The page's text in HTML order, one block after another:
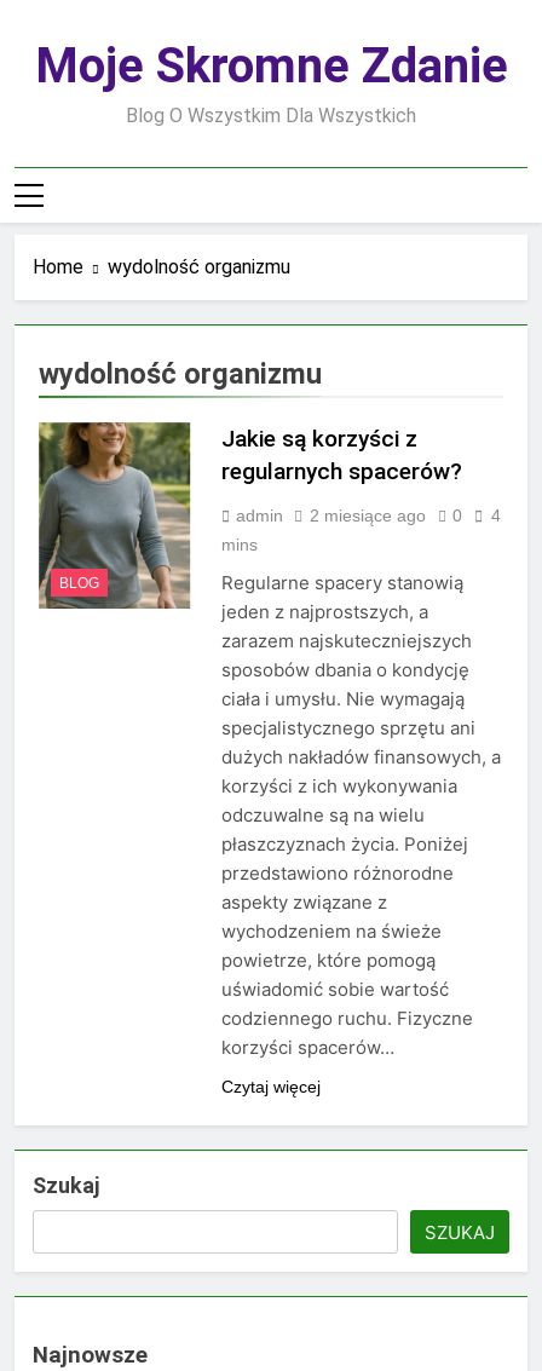
contentMoje Skromne Zdanie
Blog O Wszystkim Dla Wszystkich
Home wydolność organizmu
wydolność organizmu
BLOG
Jakie są korzyści z
regularnych spacerów?
admin 2 miesiące ago 0
4
mins
Regularne spacery stanowią
jeden z najprostszych, a
zarazem najskuteczniejszych
sposobów dbania o kondycję
ciała i umysłu. Nie wymagają
specjalistycznego sprzętu ani
dużych nakładów finansowych, a
korzyści z ich wykonywania
odczuwalne są na wielu
płaszczyznach życia. Poniżej
przedstawiono różnorodne
aspekty związane z
wychodzeniem na świeże
powietrze, które pomogą
uświadomić sobie wartość
codziennego ruchu. Fizyczne
korzyści spacerów…
Czytaj więcej
Szukaj
SZUKAJ
Najnowsze